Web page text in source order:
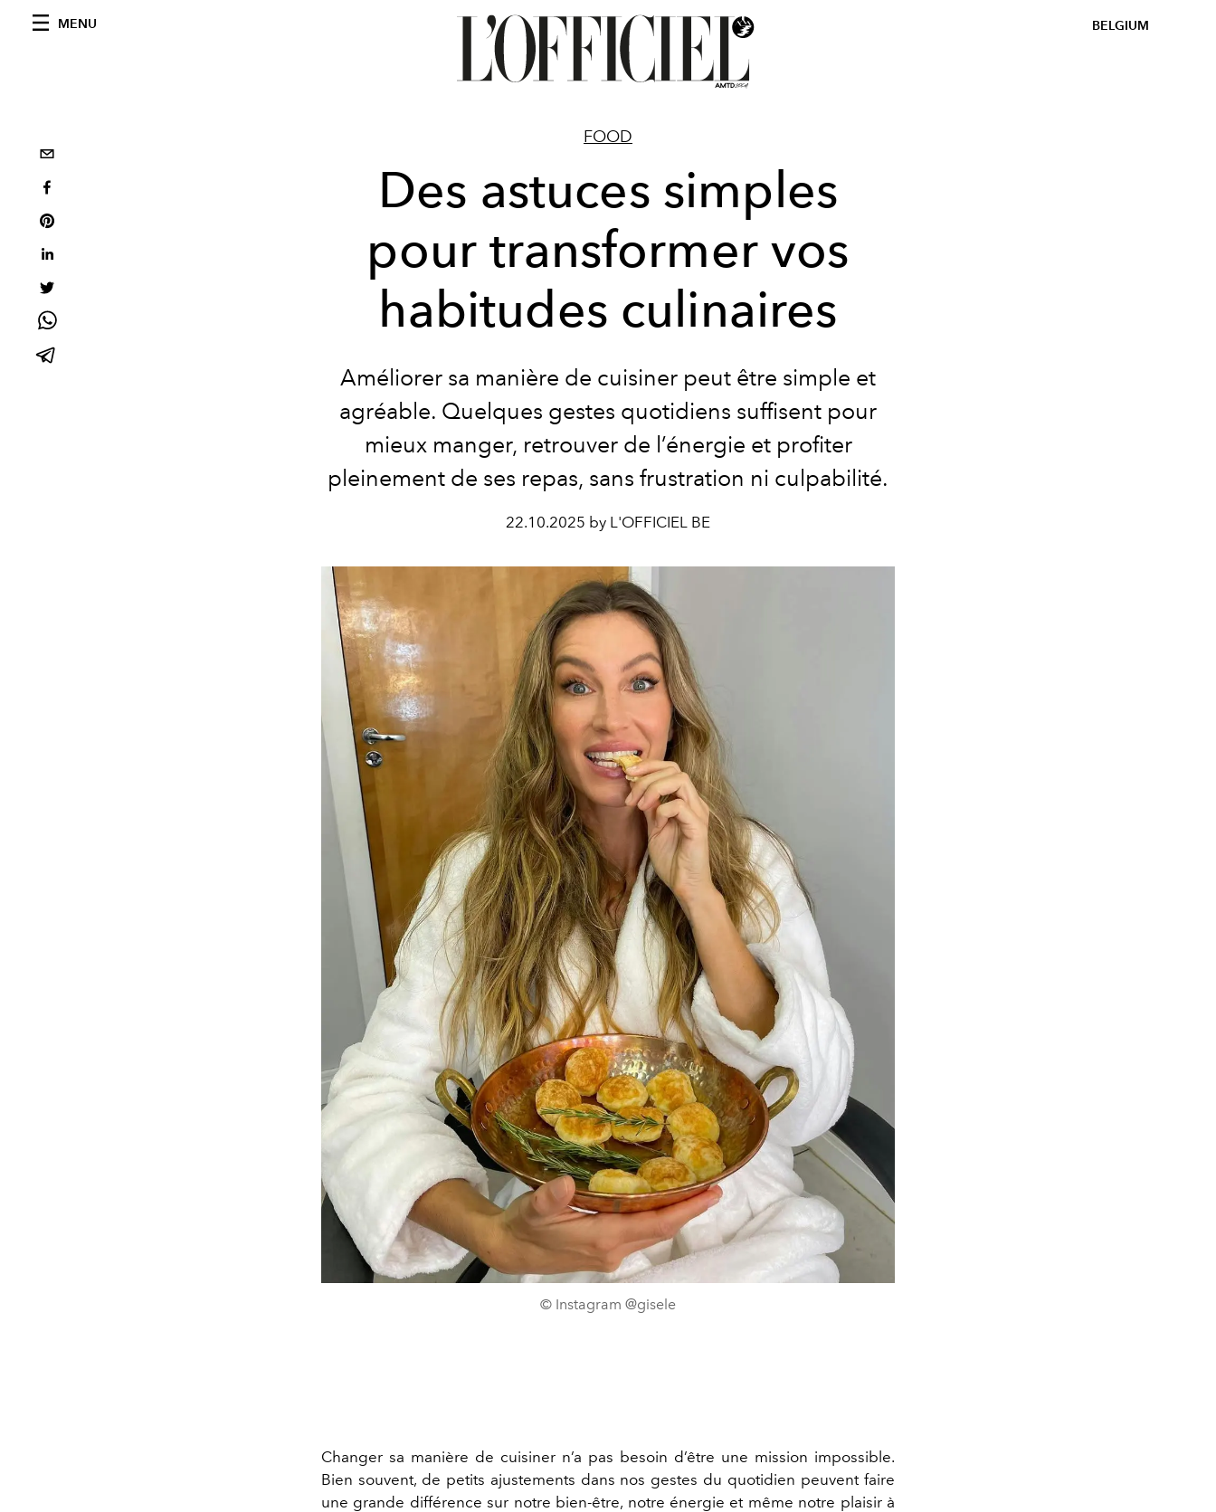
MENU BELGIUM
FOOD
Des astuces simples
pour transformer vos
habitudes culinaires
Améliorer sa manière de cuisiner peut être simple et
agréable. Quelques gestes quotidiens suffisent pour
mieux manger, retrouver de l’énergie et profiter
pleinement de ses repas, sans frustration ni culpabilité.
22.10.2025 by L'OFFICIEL BE
© Instagram @gisele
Changer sa manière de cuisiner n’a pas besoin d’être une mission impossible.
Bien souvent, de petits ajustements dans nos gestes du quotidien peuvent faire
une grande différence sur notre bien-être, notre énergie et même notre plaisir à